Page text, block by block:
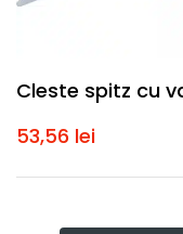
Cleste spitz cu
53,56 lei